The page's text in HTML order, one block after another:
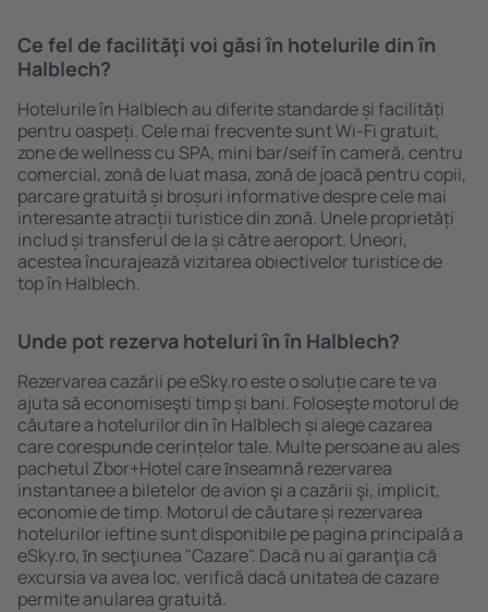
Ce fel de facilităţi voi găsi ȋn hotelurile din în
Halblech?
Hotelurile în Halblech au diferite standarde și facilități
pentru oaspeți. Cele mai frecvente sunt Wi-Fi gratuit,
zone de wellness cu SPA, mini bar/seif în cameră, centru
comercial, zonă de luat masa, zonă de joacă pentru copii,
parcare gratuită și broșuri informative despre cele mai
interesante atracții turistice din zonă. Unele proprietăți
includ și transferul de la și către aeroport. Uneori,
acestea încurajează vizitarea obiectivelor turistice de
top în Halblech.
Unde pot rezerva hoteluri ȋn în Halblech?
Rezervarea cazării pe eSky.ro este o soluție care te va
ajuta să economiseşti timp și bani. Foloseşte motorul de
căutare a hotelurilor din în Halblech și alege cazarea
care corespunde cerințelor tale. Multe persoane au ales
pachetul Zbor+Hotel care ȋnseamnă rezervarea
instantanee a biletelor de avion şi a cazării şi, implicit,
economie de timp. Motorul de căutare și rezervarea
hotelurilor ieftine sunt disponibile pe pagina principală a
eSky.ro, ȋn secţiunea "Cazare". Dacă nu ai garanţia că
excursia va avea loc, verifică dacă unitatea de cazare
permite anularea gratuită.